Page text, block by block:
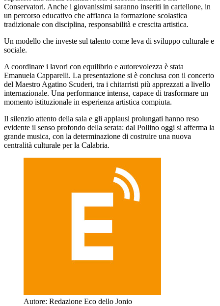
Conservatori. Anche i giovanissimi saranno inseriti in cartellone, in
un percorso educativo che affianca la formazione scolastica
tradizionale con disciplina, responsabilità e crescita artistica.
Un modello che investe sul talento come leva di sviluppo culturale e
sociale.
A coordinare i lavori con equilibrio e autorevolezza è stata
Emanuela Capparelli. La presentazione si è conclusa con il concerto
del Maestro Agatino Scuderi, tra i chitarristi più apprezzati a livello
internazionale. Una performance intensa, capace di trasformare un
momento istituzionale in esperienza artistica compiuta.
Il silenzio attento della sala e gli applausi prolungati hanno reso
evidente il senso profondo della serata: dal Pollino oggi si afferma la
grande musica, con la determinazione di costruire una nuova
centralità culturale per la Calabria.
Autore: Redazione Eco dello Jonio